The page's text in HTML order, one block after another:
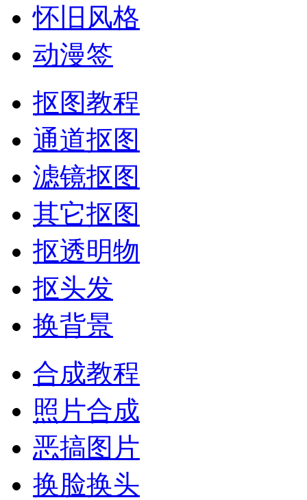
怀旧风格
动漫签
抠图教程
通道抠图
滤镜抠图
其它抠图
抠透明物
抠头发
换背景
合成教程
照片合成
恶搞图片
换脸换头